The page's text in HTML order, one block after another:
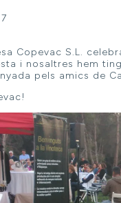
Copevac S.L.
i nosaltres hem
pels amics de